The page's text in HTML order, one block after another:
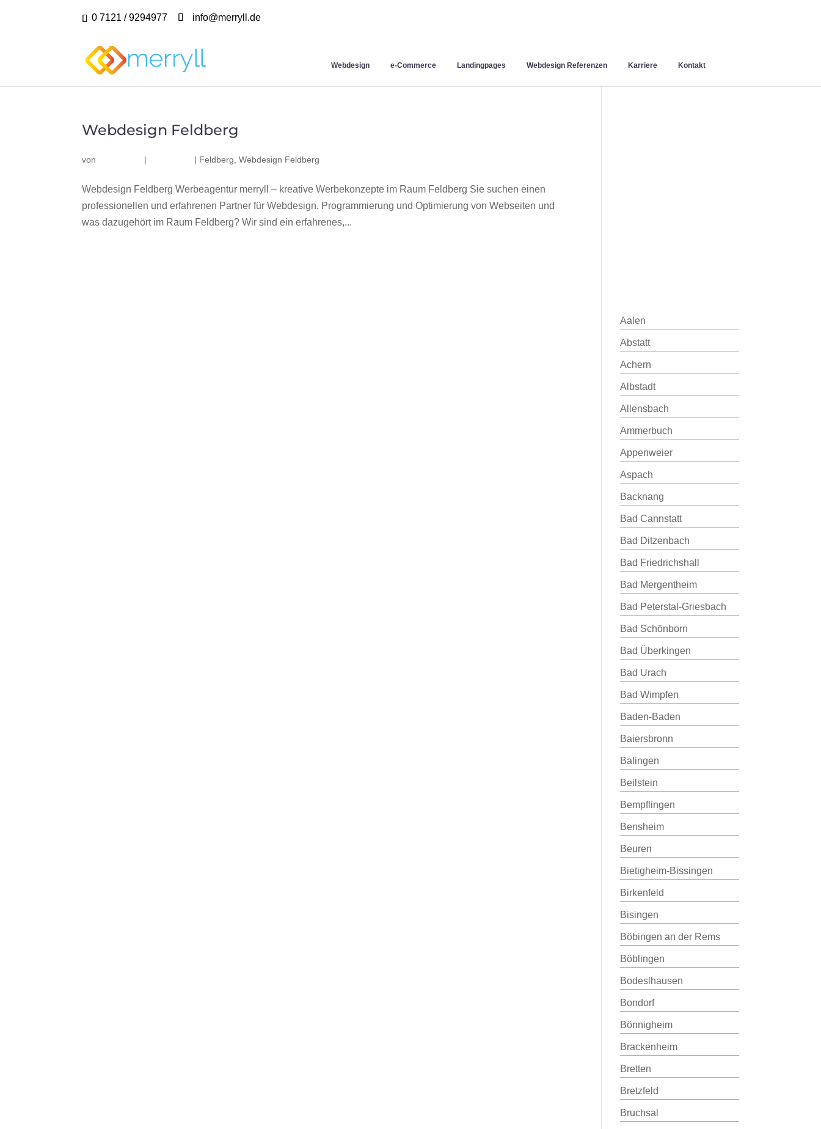
0 7121 / 9294977 info@merryll.de
Webdesign e-Commerce Landingpages Webdesign Referenzen Karriere Kontakt
Webdesign Feldberg
von | | Feldberg ,Webdesign Feldberg
Webdesign Feldberg Werbeagentur merryll – kreative Werbekonzepte im Raum Feldberg Sie suchen einen
professionellen und erfahrenen Partner für Webdesign, Programmierung und Optimierung von Webseiten und
was dazugehört im Raum Feldberg? Wir sind ein erfahrenes,...
Aalen
Abstatt
Achern
Albstadt
Allensbach
Ammerbuch
Appenweier
Aspach
Backnang
Bad Cannstatt
Bad Ditzenbach
Bad Friedrichshall
Bad Mergentheim
Bad Peterstal-Griesbach
Bad Schönborn
Bad Überkingen
Bad Urach
Bad Wimpfen
Baden-Baden
Baiersbronn
Balingen
Beilstein
Bempflingen
Bensheim
Beuren
Bietigheim-Bissingen
Birkenfeld
Bisingen
Böbingen an der Rems
Böblingen
Bodeslhausen
Bondorf
Bönnigheim
Brackenheim
Bretten
Bretzfeld
Bruchsal